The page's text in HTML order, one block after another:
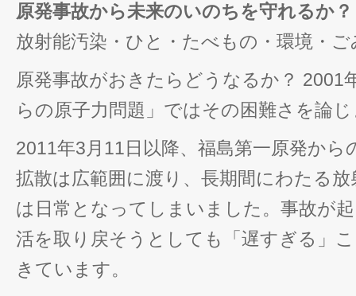
原発事故から未来のいのちを守れるか？
放射能汚染・ひと・たべもの・環境・ご
原発事故がおきたらどうなるか？ 2001
らの原子力問題」ではその困難さを論
2011年3月11日以降、福島第一原発から
拡散は広範囲に渡り、長期間にわたる
は日常となってしまいました。事故が
活を取り戻そうとしても「遅すぎる」
きています。